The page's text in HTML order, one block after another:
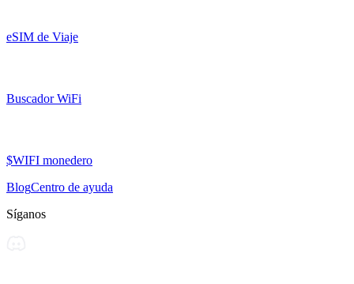
eSIM de Viaje
Buscador WiFi
$WIFI monedero
BlogCentro de ayuda
Síganos